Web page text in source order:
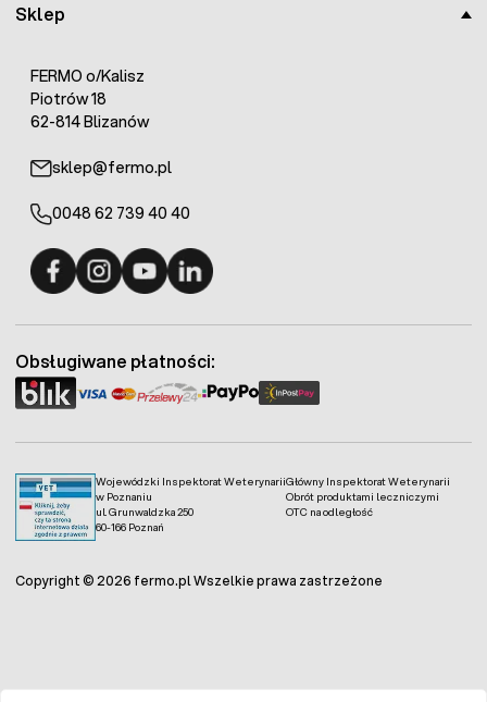
Sklep
FERMO o/Kalisz
Piotrów 18
62-814 Blizanów
sklep@fermo.pl
0048 62 739 40 40
Wojewódzki Inspektorat Weterynarii
w Poznaniu
ul. Grunwaldzka 250
60-166 Poznań
Główny Inspektorat Weterynarii
Obrót produktami leczniczymi
OTC na odległość
Obsługiwane płatności:
Copyright © 2026 fermo.pl Wszelkie prawa zastrzeżone